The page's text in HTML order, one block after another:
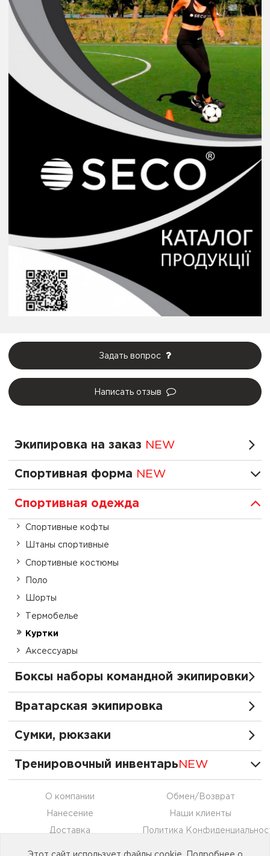
Задать вопрос
Написать отзыв
Экипировка на заказ NEW
Спортивная форма NEW
Спортивная одежда
Спортивные кофты
Штаны спортивные
Спортивные костюмы
Поло
Шорты
Термобелье
Куртки
Аксессуары
Боксы наборы командной экипировки
Вратарская экипировка
Сумки, рюкзаки
Тренировочный инвентарь NEW
О компании
Нанесение
Доставка
Обмен/Возврат
Наши клиенты
Политика